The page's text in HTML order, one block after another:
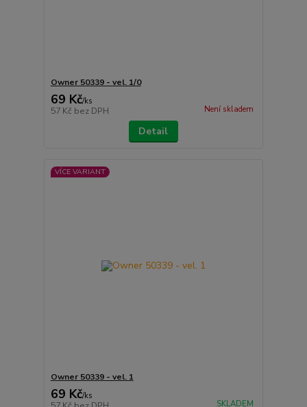
Owner 50339 - vel. 1/0
69 Kč/ks
57 Kč bez DPH Není skladem
Detail
VÍCE VARIANT
Owner 50339 - vel. 1
69 Kč/ks
SKLADEM